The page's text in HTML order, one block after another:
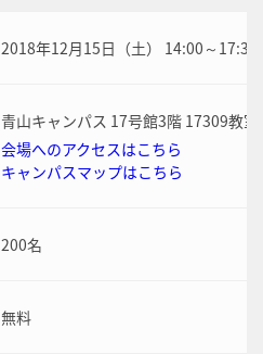
2018年12月15日（土） 14:00～
青山キャンパス 17号館3階 17309教室
会場へのアクセスはこちら
キャンパスマップはこちら
200名
無料